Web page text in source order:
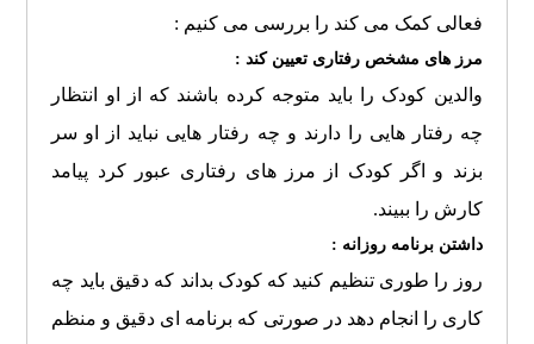
فعالی کمک می کند را بررسی می کنیم :
مرز های مشخص رفتاری تعیین کند :
والدین کودک را باید متوجه کرده باشند که از او انتظار
چه رفتار هایی را دارند و چه رفتار هایی نباید از او سر
بزند و اگر کودک از مرز های رفتاری عبور کرد پیامد
کارش را ببیند.
داشتن برنامه روزانه :
روز را طوری تنظیم کنید که کودک بداند که دقیق باید چه
کاری را انجام دهد در صورتی که برنامه ای دقیق و منظم